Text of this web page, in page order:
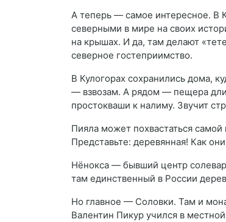
А теперь — самое интересное. В
северными в мире на своих
на крышах. И да, там делают
северное гостеприимство.
В Кулогорах сохранились дома,
— взвозам. А рядом — пещера
простокваши к налиму. Звучит
Пияла может похвастаться
Представьте: деревянная! Как
Нёнокса — бывший центр
там единственный в России
Но главное — Соловки. Там и
Валентин Пикур учился в